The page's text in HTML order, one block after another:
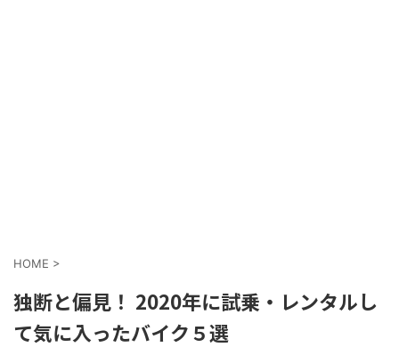
HOME >
独断と偏見！ 2020年に試乗・レンタルし
て気に入ったバイク５選